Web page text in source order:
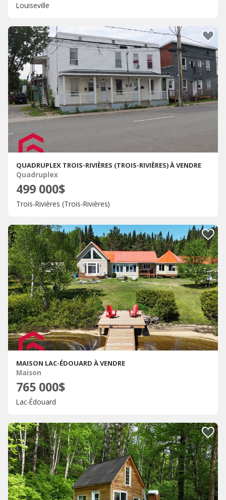
Louiseville
QUADRUPLEX TROIS-RIVIÈRES (TROIS-RIVIÈRES) À VENDRE
Quadruplex
499 000$
Trois-Rivières (Trois-Rivières)
MAISON LAC-ÉDOUARD À VENDRE
Maison
765 000$
Lac-Édouard